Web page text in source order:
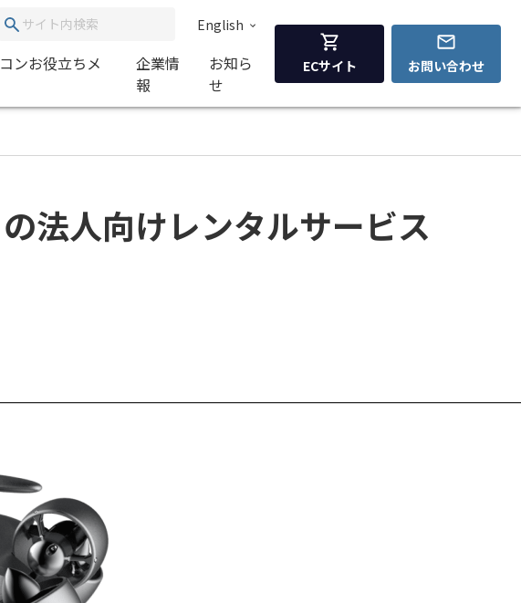
English
ンお役立ちメ
企業情
報
お知ら
せ
ECサイト お問い合わせ
法人向けレンタルサービス